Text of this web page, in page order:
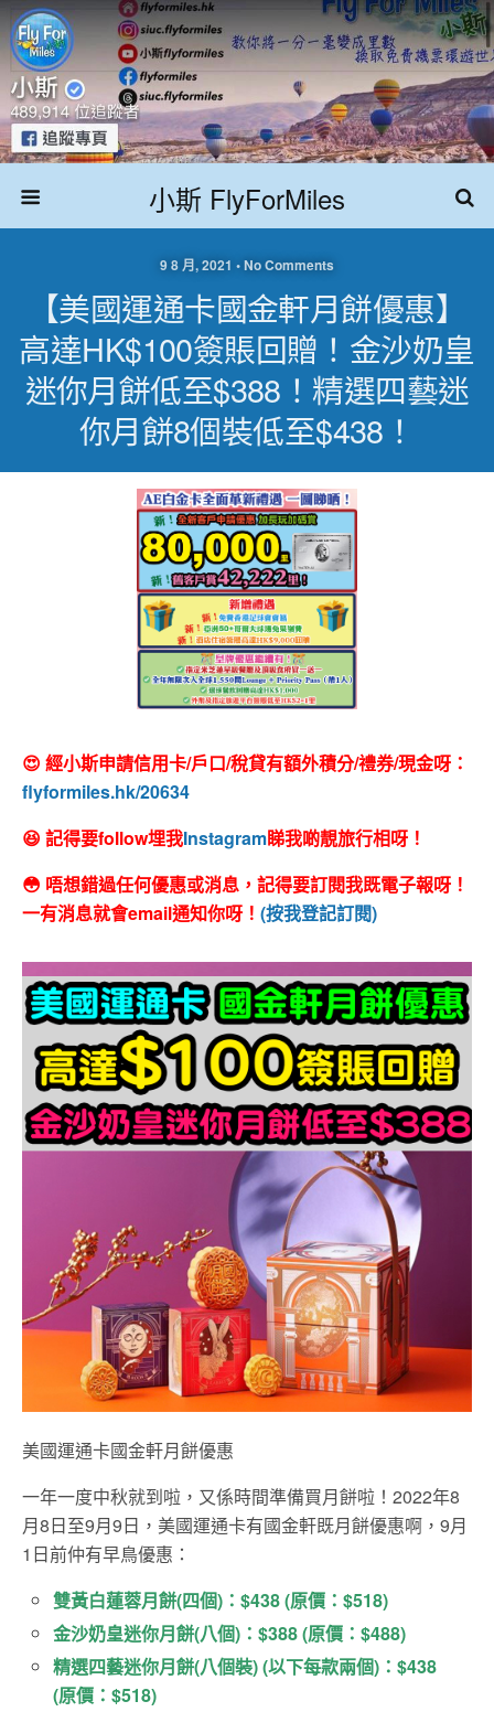
小斯 FlyForMiles
9 8 月, 2021 • No Comments
【美國運通卡國金軒月餅優惠】
高達HK$100簽賬回贈！金沙奶皇
迷你月餅低至$388！精選四藝迷
你月餅8個裝低至$438！
😍 經小斯申請信用卡/戶口/稅貸有額外積分/禮券/現金呀：
flyformiles.hk/20634
😆 記得要follow埋我Instagram睇我啲靚旅行相呀！
😳 唔想錯過任何優惠或消息，記得要訂閱我既電子報呀！
一有消息就會email通知你呀！ (按我登記訂閱)
美國運通卡國金軒月餅優惠
一年一度中秋就到啦，又係時間準備買月餅啦！2022年8
月8日至9月9日，美國運通卡有國金軒既月餅優惠啊，9月
1日前仲有早鳥優惠：
雙黃白蓮蓉月餅(四個)：$438 (原價：$518)
金沙奶皇迷你月餅(八個)：$388 (原價：$488)
精選四藝迷你月餅(八個裝) (以下每款兩個)：$438
(原價：$518)